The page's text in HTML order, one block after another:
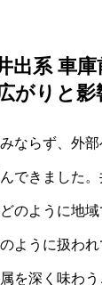
出系 車
がりと影
ならず、外
できました
のように地
ように扱わ
を深く味わう